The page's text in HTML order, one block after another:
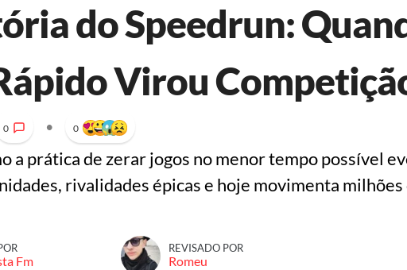
do Speedrun:
Virou
0 • 0
a prática de zerar jogos no menor tempo possível
rivalidades épicas e hoje movimenta
Fm
REVISADO POR
Romeu